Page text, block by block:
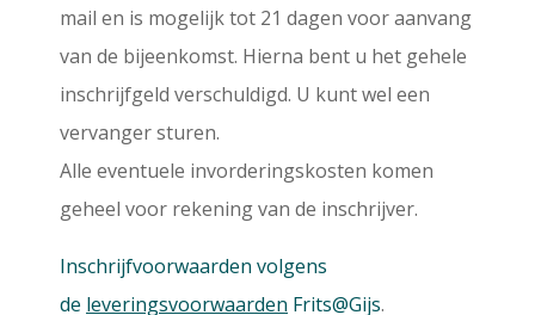
mail en is mogelijk tot 21 dagen voor aanvang
van de bijeenkomst. Hierna bent u het gehele
inschrijfgeld verschuldigd. U kunt wel een
vervanger sturen.
Alle eventuele invorderingskosten komen
geheel voor rekening van de inschrijver.
Inschrijfvoorwaarden volgens
de leveringsvoorwaarden Frits@Gijs.